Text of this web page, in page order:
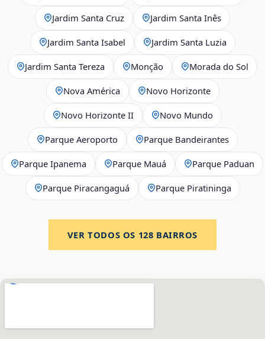
Jardim Santa Cruz Jardim Santa Inês
Jardim Santa Isabel Jardim Santa Luzia
Jardim Santa Tereza Monção Morada do Sol
Nova América Novo Horizonte
Novo Horizonte II Novo Mundo
Parque Aeroporto Parque Bandeirantes
Parque Ipanema Parque Mauá Parque Paduan
Parque Piracangaguá Parque Piratininga
VER TODOS OS 128 BAIRROS